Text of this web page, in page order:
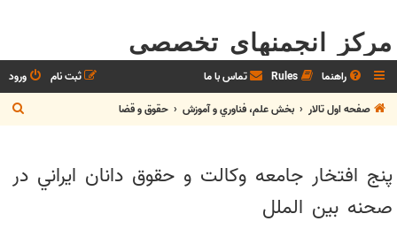
مرکز انجمنهای تخصصی
راهنما Rules تماس با ما ورود
ثبت نام
صفحه اول تالار
بخش علم، فناوري و آموزش حقوق و قضا
س
پنج افتخار جامعه وكالت و حقوق دانان ايراني در
صحنه بين الملل